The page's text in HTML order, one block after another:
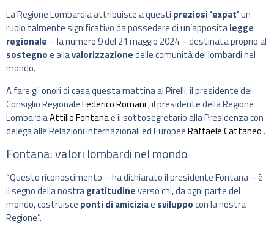
La Regione Lombardia attribuisce a questi preziosi ‘expat’un
ruolo talmente significativo da possedere di un’appositalegge
regionale – la numero 9 del 21 maggio 2024 – destinata proprio al
sostegnoe allavalorizzazionedelle comunità dei lombardi nel
mondo.
A fare gli onori di casa questa mattina al Pirelli, il presidente del
Consiglio RegionaleFederico Romani, il presidente della Regione
LombardiaAttilio Fontanae il sottosegretario alla Presidenza con
delega alle Relazioni Internazionali ed EuropeeRaffaele Cattaneo.
Fontana: valori lombardi nel mondo
“Questo riconoscimento – ha dichiarato il presidente Fontana – è
il segno della nostragratitudineverso chi, da ogni parte del
mondo, costruisce ponti di amiciziae sviluppocon la nostra
Regione”.